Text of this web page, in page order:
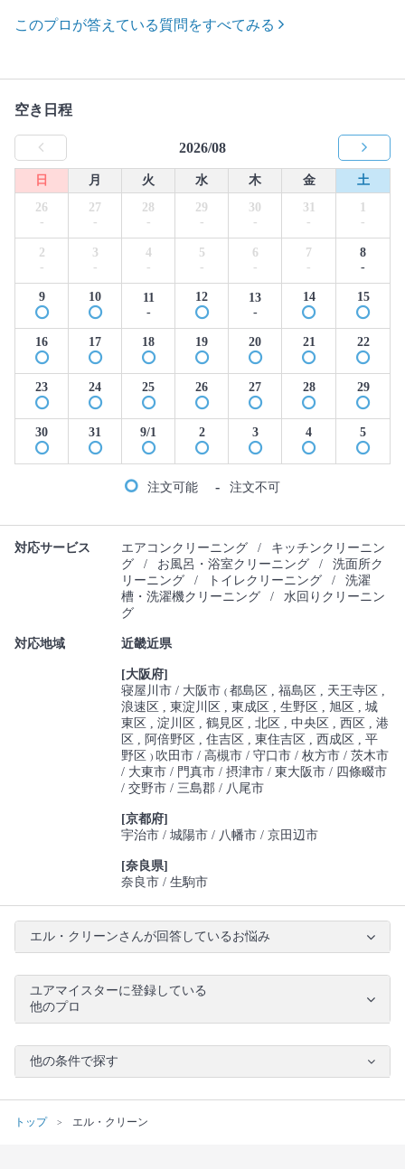
このプロが答えている質問をすべてみる
空き日程
2026/08
日 月 火 水 木 金
土
26
-
27
-
28
-
29
-
30
-
31
-
1
-
2
-
3
-
4
-
5
-
6
-
7
-
8
-
9 10
11
-
12
13
-
14 15
16 17 18 19 20 21 22
23 24 25 26 27 28 29
30 31 9/1 2 3 4 5
注文可能 - 注文不可
対応サービス エアコンクリーニング /
キッチンクリーニン
グ
/ お風呂・浴室クリーニング /
洗面所ク
リーニング
/ トイレクリーニング /
洗濯
槽・洗濯機クリーニング
/
水回りクリーニン
グ
対応地域 近畿近県
[大阪府]
寝屋川市 大阪市(都島区 福島区
天王寺区
浪速区
東淀川区 東成区 生野区 旭区
城
東区
淀川区 鶴見区 北区 中央区 西区
港
区
阿倍野区 住吉区 東住吉区 西成区
平
野区) 吹田市 高槻市 守口市 枚方市 茨木市
大東市
門真市 摂津市 東大阪市
四條畷市
交野市 三島郡 八尾市
[京都府]
宇治市 城陽市 八幡市 京田辺市
[奈良県]
奈良市 生駒市
エル・クリーンさんが回答しているお悩み
ユアマイスターに登録している
他のプロ
他の条件で探す
トップ エル・クリーン